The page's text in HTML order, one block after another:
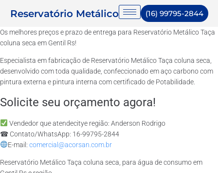
Reservatório Metálico (16) 99795-2844
Os melhores preços e prazo de entrega para Reservatório Metálico Taça
coluna seca em Gentil Rs!
Especialista em fabricação de Reservatório Metálico Taça coluna seca,
desenvolvido com toda qualidade, confeccionado em aço carbono com
pintura externa e pintura interna com certificado de Potabilidade.
Solicite seu orçamento agora!
Vendedor que atendecitye região: Anderson Rodrigo
☎ Contato/WhatsApp: 16-99795-2844
E-mail: comercial@acorsan.com.br
Reservatório Metálico Taça coluna seca, para água de consumo em